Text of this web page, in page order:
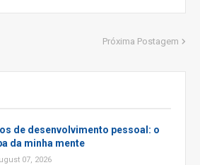
Próxima Postagem
de desenvolvimento pessoal: o
da minha mente
07, 2026